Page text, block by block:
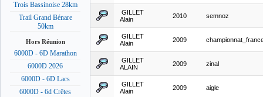
Trois Bassinoise 28km
Trail Grand Bénare
50km
Hors Réunion
6000D - 6D Marathon
6000D 2026
6000D - 6D Lacs
6000D - 6d Crêtes
GILLET
Alain
2010 semnoz
GILLET
Alain
2009
GILLET
ALAIN
2009 zinal
GILLET
Alain
2009 aigle